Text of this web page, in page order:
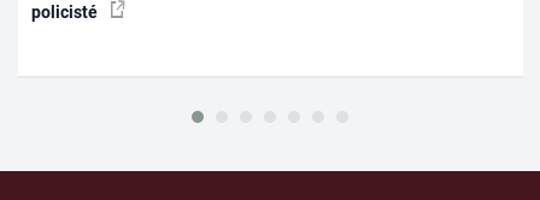
policisté